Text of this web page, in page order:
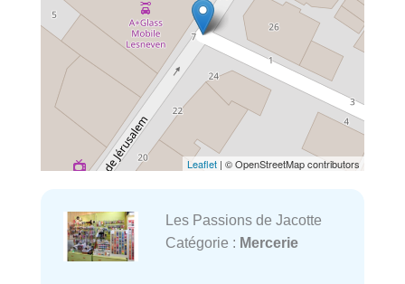
Leaflet | © OpenStreetMap contributors
Les Passions de Jacotte
Catégorie : Mercerie